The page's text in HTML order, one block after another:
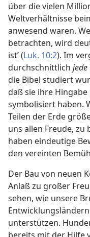
über die vielen
Weltverhältnisse
anwesend waren.
betrachten, wird
ist’ (Luk. 10:2). Im
durchschnittlich jede
die Bibel studiert
daß sie ihre
symbolisiert haben.
Teilen der Erde
uns allen Freude, zu
haben eindeutige
den vereinten
Der Bau von neuen
Anlaß zu großer
sehen, wie unsere
unterstützen.